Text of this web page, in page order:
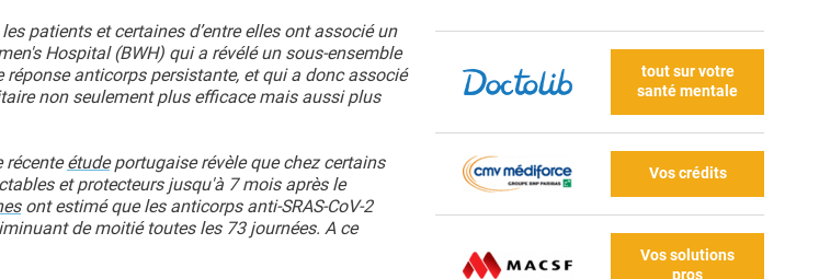
patients et certaines d’entre elles ont associé un
Hospital (BWH) qui a révélé un sous-ensemble
anticorps persistante, et qui a donc associé
non seulement plus efficace mais aussi plus
récenteétudeportugaise révèle que chez certains
et protecteurs jusqu'à 7 mois après le
ont estimé que les anticorps anti-SRAS-CoV-2
de moitié toutes les 73 journées. A ce
tout sur votre
santé mentale
Vos crédits
Vos solutions
pros